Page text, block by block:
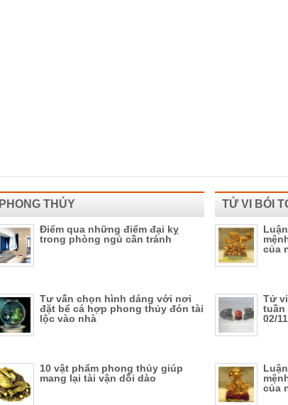
PHONG THỦY
Điểm qua những điểm đại kỵ
trong phòng ngủ cần tránh
Tư vấn chọn hình dáng với nơi
đặt bể cá hợp phong thủy đón tài
lộc vào nhà
10 vật phẩm phong thủy giúp
mang lại tài vận dồi dào
TỬ VI BÓI
của
Tử
tuần
02/
của